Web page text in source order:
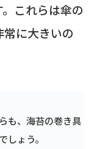
これらは傘の
に大きいの
も、海苔の巻き具
しょう。